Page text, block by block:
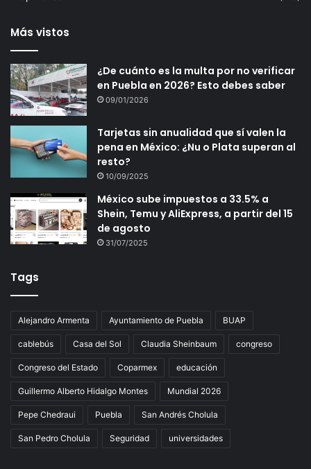
Más vistos
¿De cuánto es la multa por no verificar
en Puebla en 2026? Esto debes saber
09/01/2026
Tarjetas sin anualidad que sí valen la
pena en México: ¿Nu o Plata superan al
resto?
10/09/2025
México sube impuestos a 33.5% a
Shein, Temu y AliExpress, a partir del 15
de agosto
31/07/2025
Tags
Alejandro Armenta Ayuntamiento de Puebla BUAP
cablebús Casa del Sol Claudia Sheinbaum congreso
Congreso del Estado Coparmex educación
Guillermo Alberto Hidalgo Montes Mundial 2026
Pepe Chedraui Puebla San Andrés Cholula
San Pedro Cholula Seguridad universidades